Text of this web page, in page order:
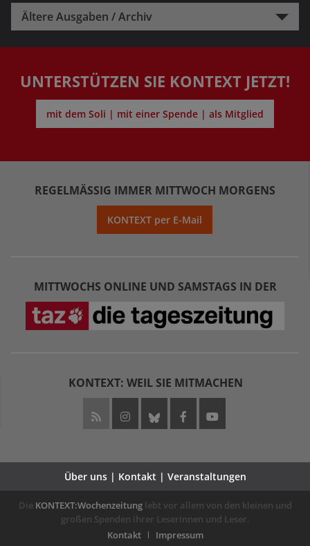
Ältere Ausgaben / Archiv
UNTERSTÜTZEN SIE KONTEXT JETZT!
mit dem Soli | mit einer Spende | als Mitglied
REGELMÄSSIG IMMER MITTWOCH MORGENS
KONTEXT per E-Mail
MITTWOCHS ONLINE UND SAMSTAGS IN DER
KONTEXT: WEIL SIE MITMACHEN
Über uns | Kontakt | Veranstaltungen
Die KONTEXT:Wochenzeitunglebt vor allem von den kleinen und
großen Spenden ihrer Leserinnen und Leser.
Kontakt
Impressum